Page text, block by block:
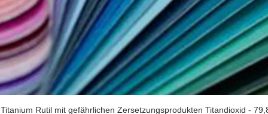
Titanium Rutil mit gefährlichen Zersetzungsprodukten Titandioxid -